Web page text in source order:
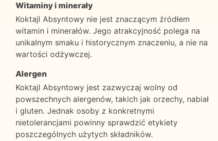
Witaminy i minerały
Koktajl Absyntowy nie jest znaczącym źródłem
witamin i minerałów. Jego atrakcyjność polega na
unikalnym smaku i historycznym znaczeniu, a nie na
wartości odżywczej.
Alergen
Koktajl Absyntowy jest zazwyczaj wolny od
powszechnych alergenów, takich jak orzechy, nabiał
i gluten. Jednak osoby z konkretnymi
nietolerancjami powinny sprawdzić etykiety
poszczególnych użytych składników.